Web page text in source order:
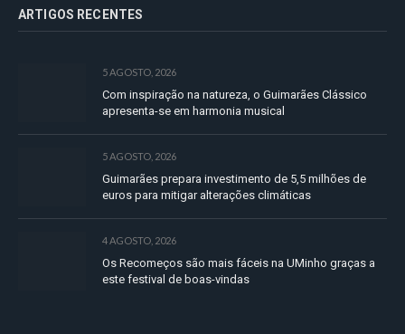
ARTIGOS RECENTES
5 AGOSTO, 2026
Com inspiração na natureza, o Guimarães Clássico
apresenta-se em harmonia musical
5 AGOSTO, 2026
Guimarães prepara investimento de 5,5 milhões de
euros para mitigar alterações climáticas
4 AGOSTO, 2026
Os Recomeços são mais fáceis na UMinho graças a
este festival de boas-vindas